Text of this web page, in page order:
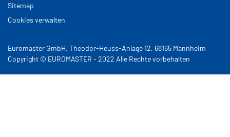
Sitemap
Cookies verwalten
Euromaster GmbH, Theodor-Heuss-Anlage 12, 68165 Mannheim
Copyright © EUROMASTER - 2022 Alle Rechte vorbehalten